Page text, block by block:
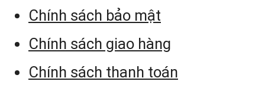
làm cho nhiệm vụ bố trí điểm
Chính sách bảo mật
Chính sách giao hàng
Chính sách thanh toán